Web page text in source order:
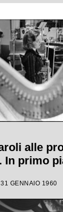
alle
In primo
GENNAIO 1960